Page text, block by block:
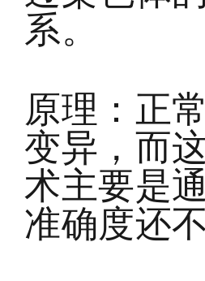
系。
原理：正
变异，而
术主要是
准确度还